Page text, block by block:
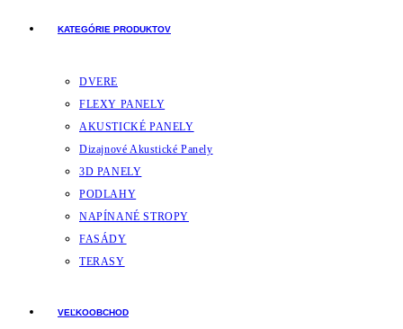
KATEGÓRIE PRODUKTOV
DVERE
FLEXY PANELY
AKUSTICKÉ PANELY
Dizajnové Akustické Panely
3D PANELY
PODLAHY
NAPÍNANÉ STROPY
FASÁDY
TERASY
VEĽKOOBCHOD